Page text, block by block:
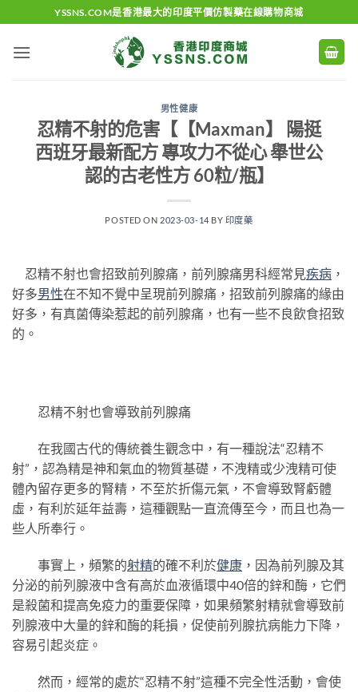
to
content
YSSNS.COM是香港最大的印度平價仿製藥在線購物商城
男性健康
忍精不射的危害【【Maxman】 陽挺
西班牙最新配方 專攻力不從心 舉世公
認的古老性方 60粒/瓶】
POSTED ON 2023-03-14 BY 印度藥
忍精不射也會招致前列腺痛，前列腺痛男科經常見疾病 ，
好多男性在不知不覺中呈現前列腺痛，招致前列腺痛的緣由
好多，有真菌傳染惹起的前列腺痛，也有一些不良飲食招致
的。
忍精不射也會導致前列腺痛
在我國古代的傳統養生觀念中，有一種說法“忍精不
射”，認為精是神和氣血的物質基礎，不洩精或少洩精可使
體內留存更多的腎精，不至於折傷元氣，不會導致腎虧體
虛，有利於延年益壽，這種觀點一直流傳至今，而且也為一
些人所奉行。
事實上，頻繁的射精的確不利於健康 ，因為前列腺及其
分泌的前列腺液中含有高於血液循環中40倍的鋅和酶，它們
是殺菌和提高免疫力的重要保障，如果頻繁射精就會導致前
列腺液中大量的鋅和酶的耗損，促使前列腺抗病能力下降，
容易引起炎症。
然而，經常的處於“忍精不射”這種不完全性活動，會使